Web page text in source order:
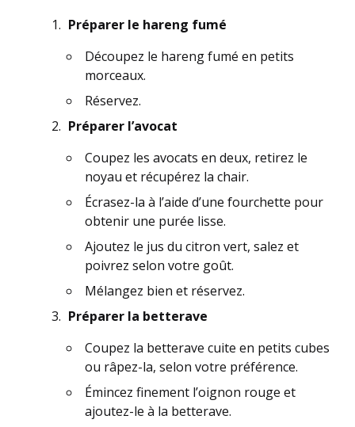
Préparer le hareng fumé
Découpez le hareng fumé en petits
morceaux.
Réservez.
Préparer l’avocat
Coupez les avocats en deux, retirez le
noyau et récupérez la chair.
Écrasez-la à l’aide d’une fourchette pour
obtenir une purée lisse.
Ajoutez le jus du citron vert, salez et
poivrez selon votre goût.
Mélangez bien et réservez.
Préparer la betterave
Coupez la betterave cuite en petits cubes
ou râpez-la, selon votre préférence.
Émincez finement l’oignon rouge et
ajoutez-le à la betterave.